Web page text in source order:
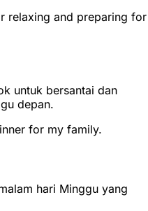
relaxing and preparing for
untuk bersantai dan
depan.
for my family.
hari Minggu yang